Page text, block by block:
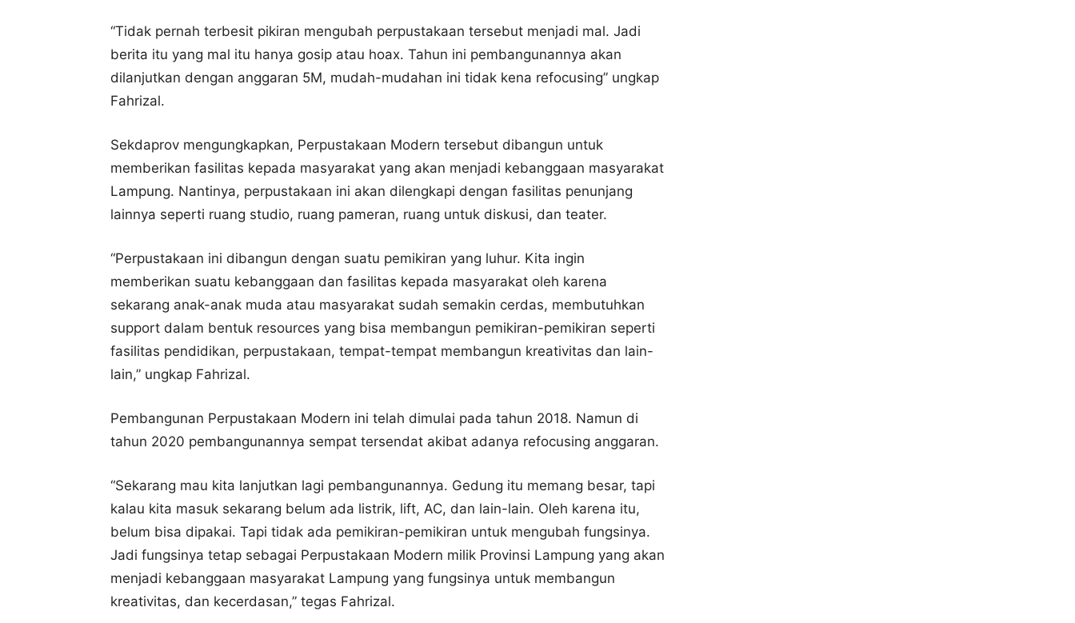
“Tidak pernah terbesit pikiran mengubah perpustakaan tersebut menjadi mal. Jadi
berita itu yang mal itu hanya gosip atau hoax. Tahun ini pembangunannya akan
dilanjutkan dengan anggaran 5M, mudah-mudahan ini tidak kena refocusing” ungkap
Fahrizal.
Sekdaprov mengungkapkan, Perpustakaan Modern tersebut dibangun untuk
memberikan fasilitas kepada masyarakat yang akan menjadi kebanggaan masyarakat
Lampung. Nantinya, perpustakaan ini akan dilengkapi dengan fasilitas penunjang
lainnya seperti ruang studio, ruang pameran, ruang untuk diskusi, dan teater.
“Perpustakaan ini dibangun dengan suatu pemikiran yang luhur. Kita ingin
memberikan suatu kebanggaan dan fasilitas kepada masyarakat oleh karena
sekarang anak-anak muda atau masyarakat sudah semakin cerdas, membutuhkan
support dalam bentuk resources yang bisa membangun pemikiran-pemikiran seperti
fasilitas pendidikan, perpustakaan, tempat-tempat membangun kreativitas dan lain-
lain,” ungkap Fahrizal.
Pembangunan Perpustakaan Modern ini telah dimulai pada tahun 2018. Namun di
tahun 2020 pembangunannya sempat tersendat akibat adanya refocusing anggaran.
“Sekarang mau kita lanjutkan lagi pembangunannya. Gedung itu memang besar, tapi
kalau kita masuk sekarang belum ada listrik, lift, AC, dan lain-lain. Oleh karena itu,
belum bisa dipakai. Tapi tidak ada pemikiran-pemikiran untuk mengubah fungsinya.
Jadi fungsinya tetap sebagai Perpustakaan Modern milik Provinsi Lampung yang akan
menjadi kebanggaan masyarakat Lampung yang fungsinya untuk membangun
kreativitas, dan kecerdasan,” tegas Fahrizal.